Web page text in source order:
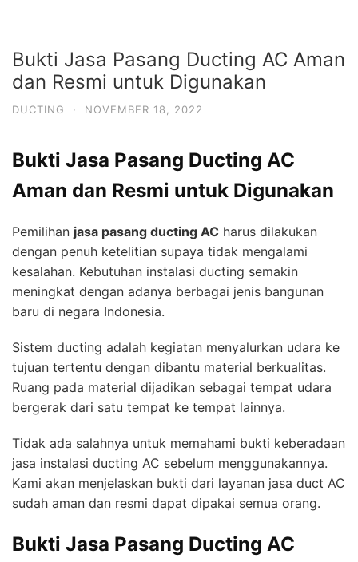
Bukti Jasa Pasang Ducting AC Aman
dan Resmi untuk Digunakan
DUCTING · NOVEMBER 18, 2022
Bukti Jasa Pasang Ducting AC
Aman dan Resmi untuk Digunakan
Pemilihan jasa pasang ducting AC harus dilakukan
dengan penuh ketelitian supaya tidak mengalami
kesalahan. Kebutuhan instalasi ducting semakin
meningkat dengan adanya berbagai jenis bangunan
baru di negara Indonesia.
Sistem ducting adalah kegiatan menyalurkan udara ke
tujuan tertentu dengan dibantu material berkualitas.
Ruang pada material dijadikan sebagai tempat udara
bergerak dari satu tempat ke tempat lainnya.
Tidak ada salahnya untuk memahami bukti keberadaan
jasa instalasi ducting AC sebelum menggunakannya.
Kami akan menjelaskan bukti dari layanan jasa duct AC
sudah aman dan resmi dapat dipakai semua orang.
Bukti Jasa Pasang Ducting AC